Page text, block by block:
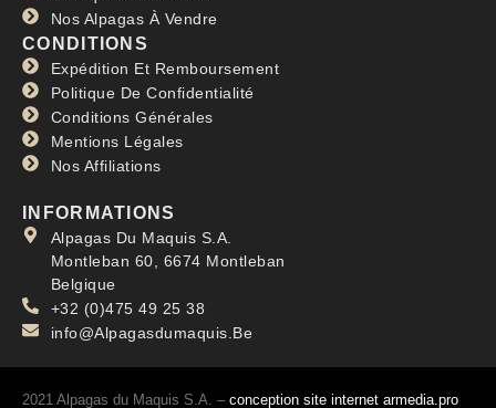
Nos Alpagas À Vendre
CONDITIONS
Expédition Et Remboursement
Politique De Confidentialité
Conditions Générales
Mentions Légales
Nos Affiliations
INFORMATIONS
Alpagas Du Maquis S.A.
Montleban 60, 6674 Montleban
Belgique
+32 (0)475 49 25 38
info@Alpagasdumaquis.Be
2021 Alpagas du Maquis S.A. – conception site internet armedia.pro